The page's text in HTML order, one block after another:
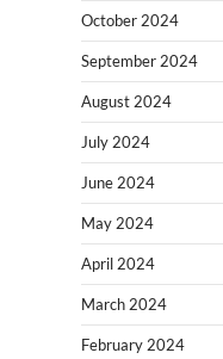
October 2024
September 2024
August 2024
July 2024
June 2024
May 2024
April 2024
March 2024
February 2024